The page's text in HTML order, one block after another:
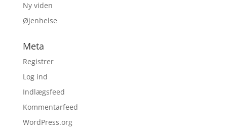
Ny viden
Øjenhelse
Meta
Registrer
Log ind
Indlægsfeed
Kommentarfeed
WordPress.org